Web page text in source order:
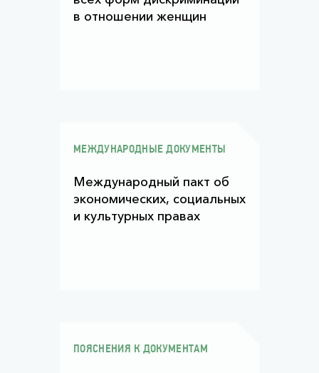
в отношении женщин
МЕЖДУНАРОДНЫЕ ДОКУМЕНТЫ
Международный пакт об
экономических, социальных
и культурных правах
ПОЯСНЕНИЯ К ДОКУМЕНТАМ